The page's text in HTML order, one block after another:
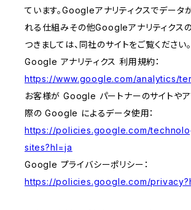
ています。Googleアナリティクスでデータ
れる仕組みその他Googleアナリティクス
つきましては、同社のサイトをご覧ください。
Google アナリティクス 利用規約：
https://www.google.com/analytics/
お客様が Google パートナーのサイトやア
際の Google によるデータ使用：
https://policies.google.com/
sites?hl=ja
Google プライバシーポリシー：
https://policies.google.com/